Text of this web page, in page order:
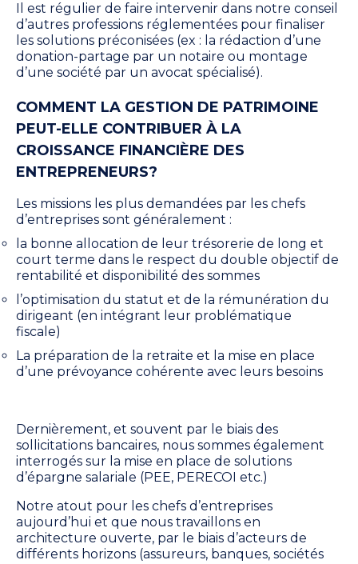
Il est régulier de faire intervenir dans notre conseil
d’autres professions réglementées pour finaliser
les solutions préconisées (ex : la rédaction d’une
donation-partage par un notaire ou montage
d’une société par un avocat spécialisé).
COMMENT LA GESTION DE PATRIMOINE
PEUT-ELLE CONTRIBUER À LA
CROISSANCE FINANCIÈRE DES
ENTREPRENEURS?
Les missions les plus demandées par les chefs
d’entreprises sont généralement :
la bonne allocation de leur trésorerie de long et
court terme dans le respect du double objectif de
rentabilité et disponibilité des sommes
l’optimisation du statut et de la rémunération du
dirigeant (en intégrant leur problématique
fiscale)
La préparation de la retraite et la mise en place
d’une prévoyance cohérente avec leurs besoins
Dernièrement, et souvent par le biais des
sollicitations bancaires, nous sommes également
interrogés sur la mise en place de solutions
d’épargne salariale (PEE, PERECOI etc.)
Notre atout pour les chefs d’entreprises
aujourd’hui et que nous travaillons en
architecture ouverte, par le biais d’acteurs de
différents horizons (assureurs, banques, sociétés